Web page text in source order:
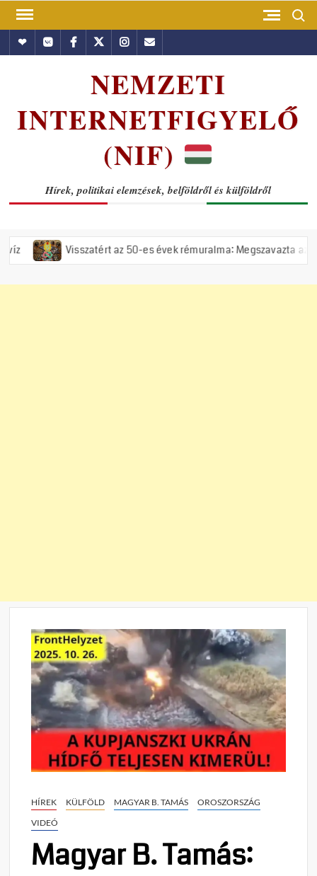
Skip
contentHundubVkontakte
Facebook
TwitterInstagram
Email
NEMZETI
INTERNETFIGYELŐ
(NIF)
Hírek, politikai elemzések, belföldről és külföldről
Visszatért az 50-es évek rémuralma: Megszavazta az országgyűlés
HÍREK KÜLFÖLD MAGYAR B. TAMÁS
OROSZORSZÁG
VIDEÓ
Magyar B. Tamás: